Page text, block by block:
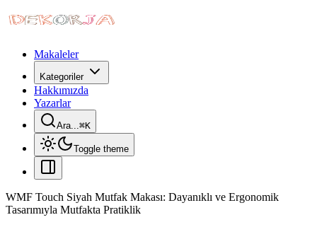
Makaleler
Kategoriler
Hakkımızda
Yazarlar
Ara...⌘K
Toggle theme
WMF Touch Siyah Mutfak Makası: Dayanıklı ve Ergonomik
Tasarımıyla Mutfakta Pratiklik